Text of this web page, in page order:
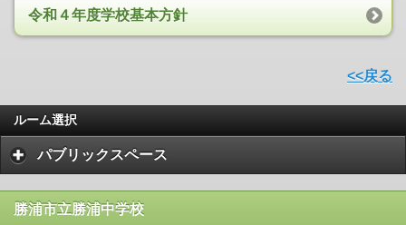
令和４年度学校基本方針
<<戻る
ルーム選択
パブリックスペース
勝浦市立勝浦中学校